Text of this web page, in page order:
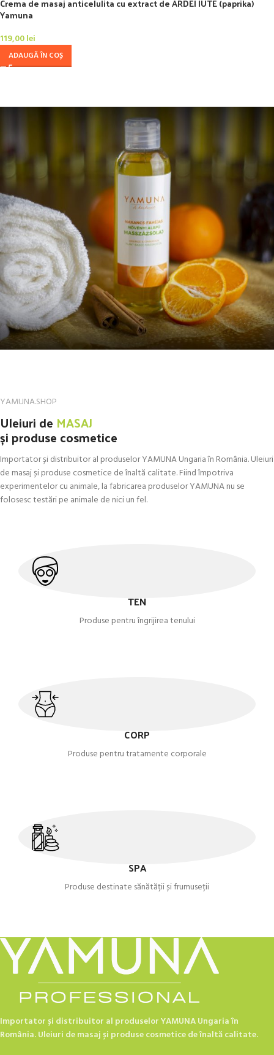
Crema de masaj anticelulita cu extract de ARDEI IUTE (paprika)
Yamuna
119,00lei
ADAUGĂ ÎN COȘ
YAMUNA.SHOP
Uleiuri de MASAJ
și produse cosmetice
Importator și distribuitor al produselor YAMUNA Ungaria în România. Uleiuri
de masaj și produse cosmetice de înaltă calitate. Fiind împotriva
experimentelor cu animale, la fabricarea produselor YAMUNA nu se
folosesc testări pe animale de nici un fel.
TEN
Produse pentru îngrijirea tenului
CORP
Produse pentru tratamente corporale
SPA
Produse destinate sănătății și frumuseții
Importator și distribuitor al produselor YAMUNA Ungaria în
România. Uleiuri de masaj și produse cosmetice de înaltă calitate.